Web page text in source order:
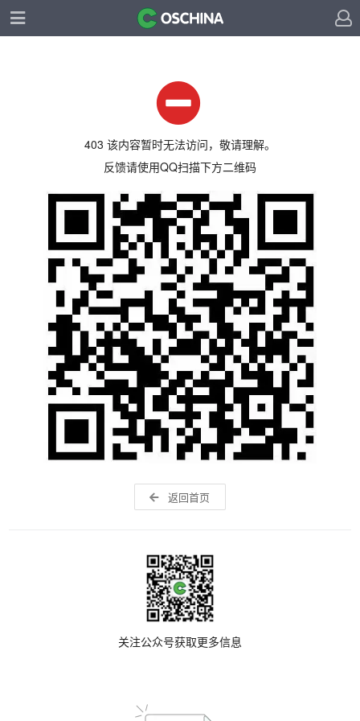
403 该内容暂时无法访问，敬请理解。
反馈请使用QQ扫描下方二维码
返回首页
关注公众号获取更多信息